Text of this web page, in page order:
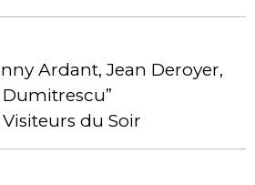
Ardant, Jean Deroyer,
Visiteurs du Soir